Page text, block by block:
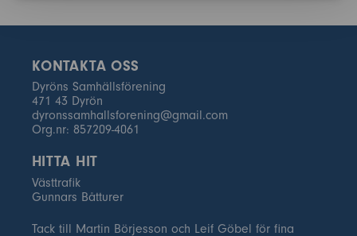
KONTAKTA OSS
Dyröns Samhällsförening
471 43 Dyrön
dyronssamhallsforening@gmail.com
Org.nr: 857209-4061
HITTA HIT
Västtrafik
Gunnars Båtturer
Tack till Martin Börjesson och Leif Göbel för fina